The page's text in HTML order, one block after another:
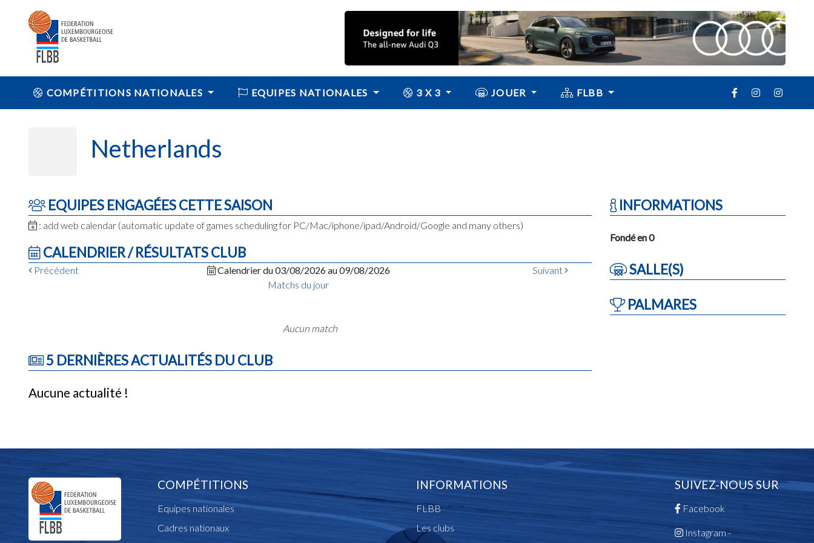
COMPÉTITIONS NATIONALES EQUIPES NATIONALES 3 X 3 JOUER FLBB
Netherlands
EQUIPES ENGAGÉES CETTE SAISON
: add web calendar (automatic update of games scheduling for PC/Mac/iphone/ipad/Android/Google and many others)
CALENDRIER / RÉSULTATS CLUB
Précédent Calendrier du 03/08/2026 au 09/08/2026
Suivant
Matchs du jour
Aucun match
5 DERNIÈRES ACTUALITÉS DU CLUB
Aucune actualité !
INFORMATIONS
Fondé en 0
SALLE(S)
PALMARES
COMPÉTITIONS
Equipes nationales
Cadres nationaux
INFORMATIONS
FLBB
Les clubs
SUIVEZ-NOUS SUR
Facebook
Instagram -